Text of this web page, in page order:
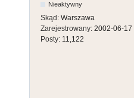
Nieaktywny
Skąd: Warszawa
Zarejestrowany: 2002-06-17
Posty: 11,122